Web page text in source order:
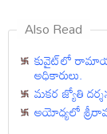
Also Read
కువైట్‌లో
అధికారులు.
మకర జ్యోతి
అయోధ్యలో